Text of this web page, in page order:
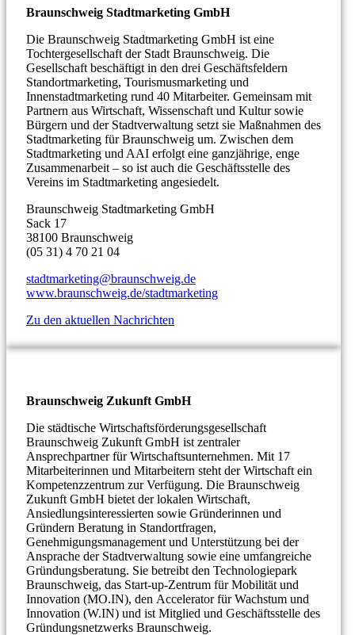
Braunschweig Stadtmarketing GmbH
Die Braunschweig Stadtmarketing GmbH ist eine
Tochtergesellschaft der Stadt Braunschweig. Die
Gesellschaft beschäftigt in den drei Geschäftsfeldern
Standortmarketing, Tourismusmarketing und
Innenstadtmarketing rund 40 Mitarbeiter. Gemeinsam mit
Partnern aus Wirtschaft, Wissenschaft und Kultur sowie
Bürgern und der Stadtverwaltung setzt sie Maßnahmen des
Stadtmarketing für Braunschweig um. Zwischen dem
Stadtmarketing und AAI erfolgt eine ganzjährige, enge
Zusammenarbeit – so ist auch die Geschäftsstelle des
Vereins im Stadtmarketing angesiedelt.
Braunschweig Stadtmarketing GmbH
Sack 17
38100 Braunschweig
(05 31) 4 70 21 04
stadtmarketing@braunschweig.de
www.braunschweig.de/stadtmarketing
Zu den aktuellen Nachrichten
Braunschweig Zukunft GmbH
Die städtische Wirtschaftsförderungsgesellschaft
Braunschweig Zukunft GmbH ist zentraler
Ansprechpartner für Wirtschaftsunternehmen. Mit 17
Mitarbeiterinnen und Mitarbeitern steht der Wirtschaft ein
Kompetenzzentrum zur Verfügung. Die Braunschweig
Zukunft GmbH bietet der lokalen Wirtschaft,
Ansiedlungsinteressierten sowie Gründerinnen und
Gründern Beratung in Standortfragen,
Genehmigungsmanagement und Unterstützung bei der
Ansprache der Stadtverwaltung sowie eine umfangreiche
Gründungsberatung. Sie betreibt den Technologiepark
Braunschweig, das Start-up-Zentrum für Mobilität und
Innovation (MO.IN), den Accelerator für Wachstum und
Innovation (W.IN) und ist Mitglied und Geschäftsstelle des
Gründungsnetzwerks Braunschweig.